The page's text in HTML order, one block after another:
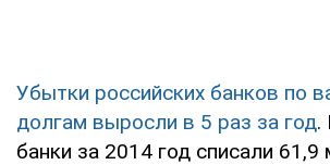
Убытки российских банков по
долгам выросли в 5 раз за год.
банки за 2014 год списали